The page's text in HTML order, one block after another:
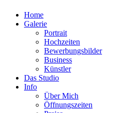
Home
Galerie
Portrait
Hochzeiten
Bewerbungsbilder
Business
Künstler
Das Studio
Info
Über Mich
Öffnungszeiten